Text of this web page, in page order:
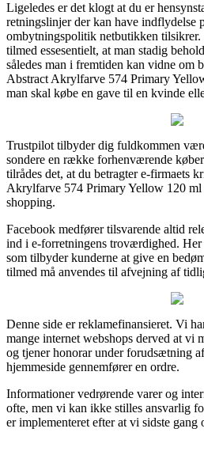
Ligeledes er det klogt at du er
retningslinjer der kan have indflydelse
ombytningspolitik netbutikken tilsikrer.
tilmed essesentielt, at man stadig
således man i fremtiden kan vidne om
Abstract Akrylfarve 574 Primary
man skal købe en gave til en kvinde
Trustpilot tilbyder dig fuldkommen
sondere en række forhenværende
tilrådes det, at du betragter e-firmaets
Akrylfarve 574 Primary Yellow 120
shopping.
Facebook medfører tilsvarende altid
ind i e-forretningens troværdighed. Her
som tilbyder kunderne at give en
tilmed må anvendes til afvejning af
Denne side er reklamefinansieret. Vi
mange internet webshops derved at vi
og tjener honorar under forudsætning
hjemmeside gennemfører en ordre.
Informationer vedrørende varer og
ofte, men vi kan ikke stilles ansvarlig
er implementeret efter at vi sidste gang